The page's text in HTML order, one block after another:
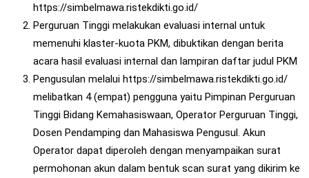
https://simbelmawa.ristekdikti.go.id/
Perguruan Tinggi melakukan evaluasi internal untuk
memenuhi klaster-kuota PKM, dibuktikan dengan berita
acara hasil evaluasi internal dan lampiran daftar judul PKM
Pengusulan melalui https://simbelmawa.ristekdikti.go.id/
melibatkan 4 (empat) pengguna yaitu Pimpinan Perguruan
Tinggi Bidang Kemahasiswaan, Operator Perguruan Tinggi,
Dosen Pendamping dan Mahasiswa Pengusul. Akun
Operator dapat diperoleh dengan menyampaikan surat
permohonan akun dalam bentuk scan surat yang dikirim ke